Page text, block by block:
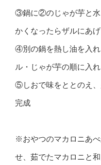
③鍋に②のじゃが芋と水
かくなったらザルにあげ
④別の鍋を熱し油を入
ル・じゃが芋の順に入
⑤しおで味をととのえ、
完成
※おやつのマカロニあ
せ、茹でたマカロニと